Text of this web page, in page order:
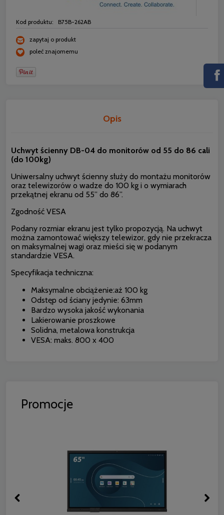
Kod produktu: B75B-262AB
zapytaj o produkt
poleć znajomemu
Opis
Uchwyt ścienny DB-04 do monitorów od 55 do 86 cali
(do 100kg)
Uniwersalny uchwyt ścienny służy do montażu monitorów
oraz telewizorów o wadze do 100 kg i o wymiarach
przekątnej ekranu od 55” do 86”.
Zgodność VESA
Podany rozmiar ekranu jest tylko propozycją. Na uchwyt
można zamontować większy telewizor, gdy nie przekracza
on maksymalnej wagi oraz mieści się w podanym
standardzie VESA.
Specyfikacja techniczna:
Maksymalne obciążenie:aż 100 kg
Odstęp od ściany jedynie: 63mm
Bardzo wysoka jakość wykonania
Lakierowanie proszkowe
Solidna, metalowa konstrukcja
VESA: maks. 800 x 400
Promocje